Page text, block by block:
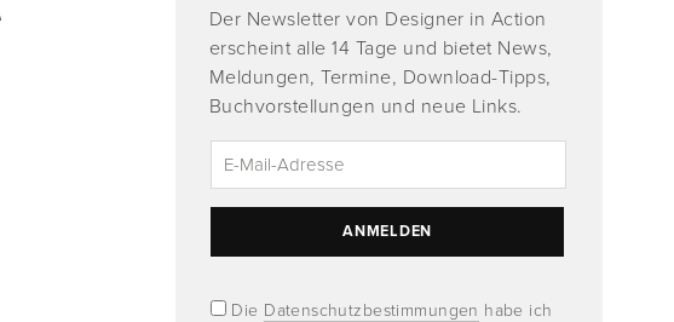
Der Newsletter von Designer in Action
erscheint alle 14 Tage und bietet News,
Meldungen, Termine, Download-Tipps,
Buchvorstellungen und neue Links.
Die Datenschutzbestimmungen habe ich